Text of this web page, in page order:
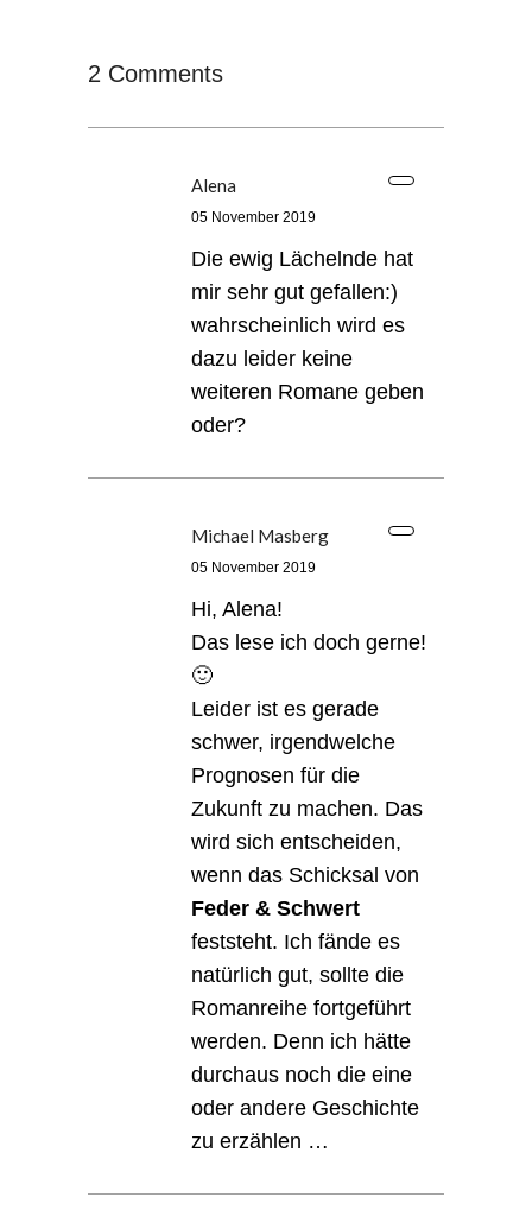
2 Comments
Alena
05 November 2019
Die ewig Lächelnde hat
mir sehr gut gefallen:)
wahrscheinlich wird es
dazu leider keine
weiteren Romane geben
oder?
Michael Masberg
05 November 2019
Hi, Alena!
Das lese ich doch gerne!
🙂
Leider ist es gerade
schwer, irgendwelche
Prognosen für die
Zukunft zu machen. Das
wird sich entscheiden,
wenn das Schicksal von
Feder & Schwert
feststeht. Ich fände es
natürlich gut, sollte die
Romanreihe fortgeführt
werden. Denn ich hätte
durchaus noch die eine
oder andere Geschichte
zu erzählen …